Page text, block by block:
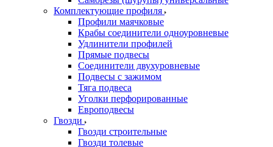
Комплектующие профиля
Профили маячковые
Крабы соединители одноуровневые
Удлинители профилей
Прямые подвесы
Соединители двухуровневые
Подвесы с зажимом
Тяга подвеса
Уголки перфорированные
Европодвесы
Гвозди
Гвозди строительные
Гвозди толевые